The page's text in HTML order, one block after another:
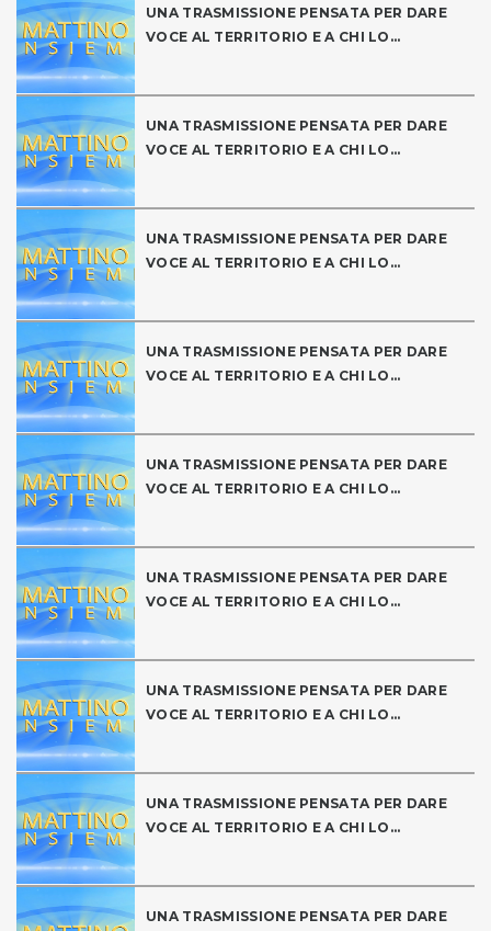
UNA TRASMISSIONE PENSATA PER DARE
VOCE AL TERRITORIO E A CHI LO...
UNA TRASMISSIONE PENSATA PER DARE
VOCE AL TERRITORIO E A CHI LO...
UNA TRASMISSIONE PENSATA PER DARE
VOCE AL TERRITORIO E A CHI LO...
UNA TRASMISSIONE PENSATA PER DARE
VOCE AL TERRITORIO E A CHI LO...
UNA TRASMISSIONE PENSATA PER DARE
VOCE AL TERRITORIO E A CHI LO...
UNA TRASMISSIONE PENSATA PER DARE
VOCE AL TERRITORIO E A CHI LO...
UNA TRASMISSIONE PENSATA PER DARE
VOCE AL TERRITORIO E A CHI LO...
UNA TRASMISSIONE PENSATA PER DARE
VOCE AL TERRITORIO E A CHI LO...
UNA TRASMISSIONE PENSATA PER DARE